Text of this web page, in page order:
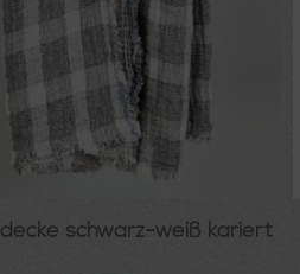
schwarz-weiß kariert